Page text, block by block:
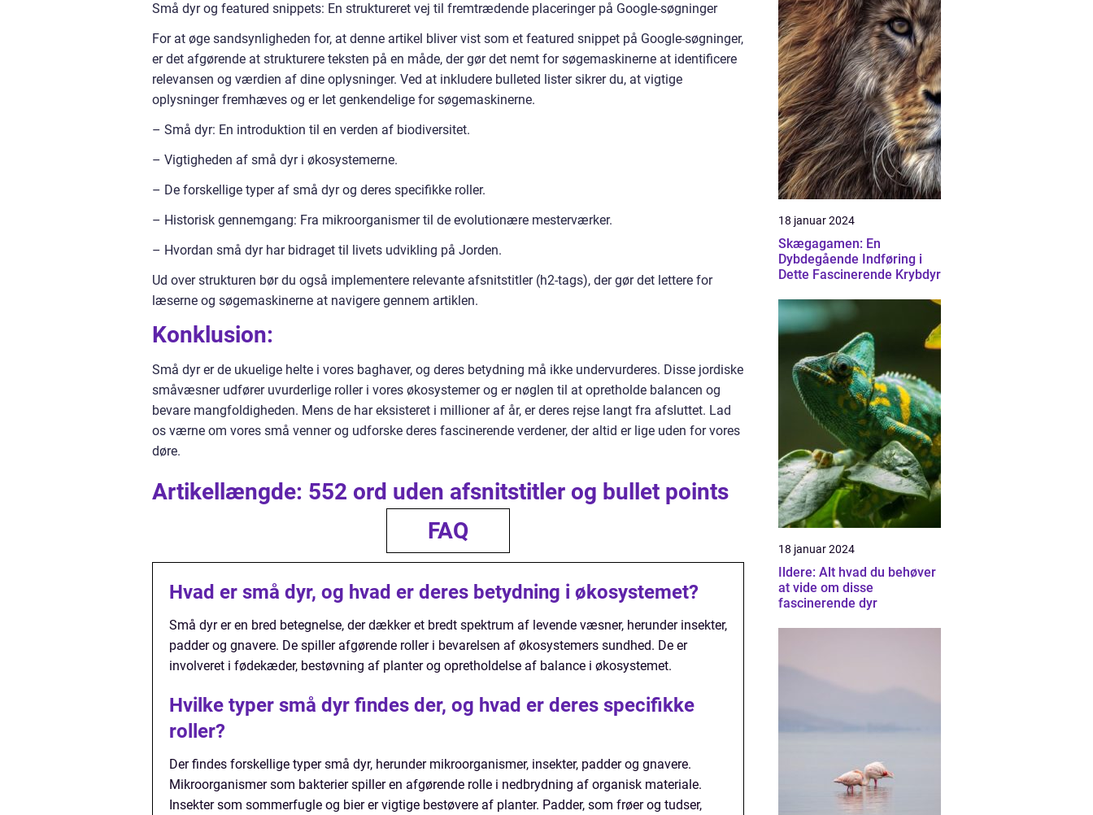
Små dyr og featured snippets: En struktureret vej til fremtrædende placeringer på Google-søgninger
For at øge sandsynligheden for, at denne artikel bliver vist som et featured snippet på Google-søgninger,
er det afgørende at strukturere teksten på en måde, der gør det nemt for søgemaskinerne at identificere
relevansen og værdien af dine oplysninger. Ved at inkludere bulleted lister sikrer du, at vigtige
oplysninger fremhæves og er let genkendelige for søgemaskinerne.
– Små dyr: En introduktion til en verden af biodiversitet.
– Vigtigheden af små dyr i økosystemerne.
– De forskellige typer af små dyr og deres specifikke roller.
– Historisk gennemgang: Fra mikroorganismer til de evolutionære mesterværker.
– Hvordan små dyr har bidraget til livets udvikling på Jorden.
Ud over strukturen bør du også implementere relevante afsnitstitler (h2-tags), der gør det lettere for
læserne og søgemaskinerne at navigere gennem artiklen.
Konklusion:
Små dyr er de ukuelige helte i vores baghaver, og deres betydning må ikke undervurderes. Disse jordiske
småvæsner udfører uvurderlige roller i vores økosystemer og er nøglen til at opretholde balancen og
bevare mangfoldigheden. Mens de har eksisteret i millioner af år, er deres rejse langt fra afsluttet. Lad
os værne om vores små venner og udforske deres fascinerende verdener, der altid er lige uden for vores
døre.
Artikellængde: 552 ord uden afsnitstitler og bullet points
FAQ
Hvad er små dyr, og hvad er deres betydning i økosystemet?
Små dyr er en bred betegnelse, der dækker et bredt spektrum af levende væsner, herunder insekter,
padder og gnavere. De spiller afgørende roller i bevarelsen af økosystemers sundhed. De er
involveret i fødekæder, bestøvning af planter og opretholdelse af balance i økosystemet.
Hvilke typer små dyr findes der, og hvad er deres specifikke
roller?
Der findes forskellige typer små dyr, herunder mikroorganismer, insekter, padder og gnavere.
Mikroorganismer som bakterier spiller en afgørende rolle i nedbrydning af organisk materiale.
Insekter som sommerfugle og bier er vigtige bestøvere af planter. Padder, som frøer og tudser,
18 januar 2024
Skægagamen: En
Dybdegående Indføring i
Dette Fascinerende Krybdyr
18 januar 2024
Ildere: Alt hvad du behøver
at vide om disse
fascinerende dyr